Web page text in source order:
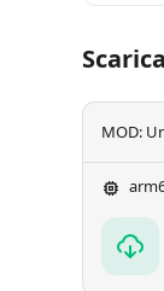
MOD: